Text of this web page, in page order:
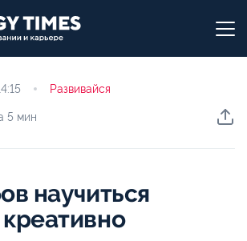
Развивайся
5 мин
научиться